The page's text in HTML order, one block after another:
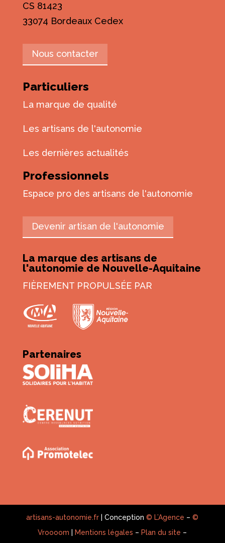
CS 81423
33074 Bordeaux Cedex
Nous contacter
Particuliers
La marque de qualité
Les artisans de l'autonomie
Les dernières actualités
Professionnels
Espace pro des artisans de l'autonomie
Devenir artisan de l'autonomie
La marque des artisans de
l'autonomie de Nouvelle-Aquitaine
FIÈREMENT PROPULSÉE PAR
Partenaires
artisans-autonomie.fr | Conception© L’Agence –©
Vroooom
Mentions légales – Plan du site –